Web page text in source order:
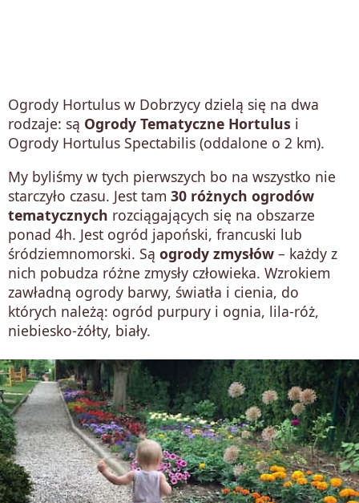
Ogrody Hortulus w Dobrzycy dzielą się na dwa
rodzaje: są Ogrody Tematyczne Hortulus i
Ogrody Hortulus Spectabilis (oddalone o 2 km).
My byliśmy w tych pierwszych bo na wszystko nie
starczyło czasu. Jest tam 30 różnych ogrodów
tematycznych rozciągających się na obszarze
ponad 4h. Jest ogród japoński, francuski lub
śródziemnomorski. Są ogrody zmysłów – każdy z
nich pobudza różne zmysły człowieka. Wzrokiem
zawładną ogrody barwy, światła i cienia, do
których należą: ogród purpury i ognia, lila-róż,
niebiesko-żółty, biały.